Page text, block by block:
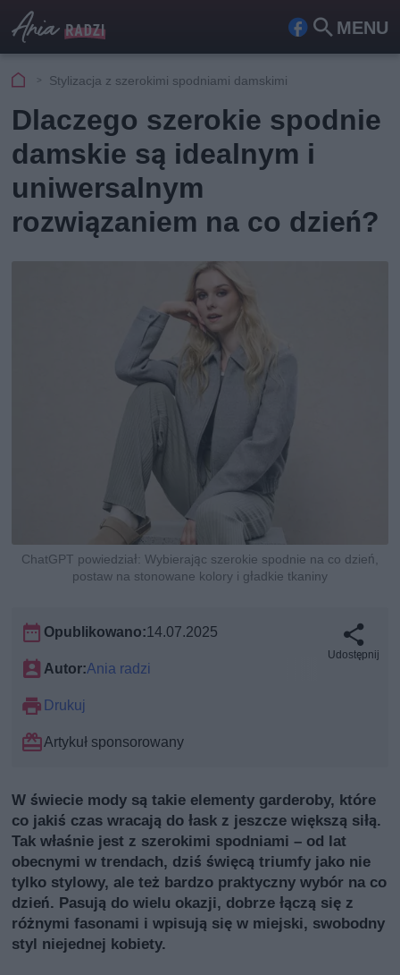
MENU
Fa
ook
Szu
Stylizacja z szerokimi spodniami damskimi
Dlaczego szerokie spodnie
damskie są idealnym i
uniwersalnym
rozwiązaniem na co dzień?
ChatGPT powiedział: Wybierając szerokie spodnie na co dzień,
postaw na stonowane kolory i gładkie tkaniny
Opublikowano:14.07.2025
Autor:Ania radzi
Drukuj
Artykuł sponsorowany
Udostępnij
W świecie mody są takie elementy garderoby, które
co jakiś czas wracają do łask z jeszcze większą siłą.
Tak właśnie jest z szerokimi spodniami – od lat
obecnymi w trendach, dziś święcą triumfy jako nie
tylko stylowy, ale też bardzo praktyczny wybór na co
dzień. Pasują do wielu okazji, dobrze łączą się z
różnymi fasonami i wpisują się w miejski, swobodny
styl niejednej kobiety.